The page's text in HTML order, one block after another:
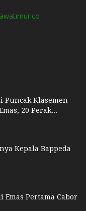
Puncak Klasemen
20 Perak...
Kepala Bappeda
Pertama Cabor